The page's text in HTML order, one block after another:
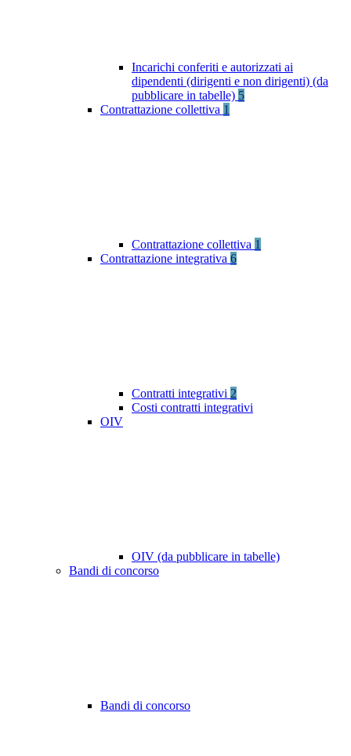
Incarichi conferiti e autorizzati ai
dipendenti (dirigenti e non dirigenti) (da
pubblicare in tabelle) 5
Contrattazione collettiva 1
Contrattazione collettiva 1
Contrattazione integrativa 6
Contratti integrativi 2
Costi contratti integrativi
OIV
OIV (da pubblicare in tabelle)
Bandi di concorso
Bandi di concorso